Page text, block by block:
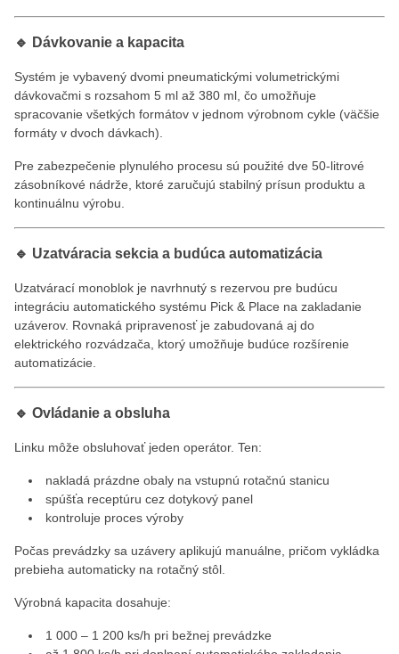
🔹 Dávkovanie a kapacita
Systém je vybavený dvomi pneumatickými volumetrickými
dávkovačmi s rozsahom 5 ml až 380 ml, čo umožňuje
spracovanie všetkých formátov v jednom výrobnom cykle (väčšie
formáty v dvoch dávkach).
Pre zabezpečenie plynulého procesu sú použité dve 50-litrové
zásobníkové nádrže, ktoré zaručujú stabilný prísun produktu a
kontinuálnu výrobu.
🔹 Uzatváracia sekcia a budúca automatizácia
Uzatvárací monoblok je navrhnutý s rezervou pre budúcu
integráciu automatického systému Pick & Place na zakladanie
uzáverov. Rovnaká pripravenosť je zabudovaná aj do
elektrického rozvádzača, ktorý umožňuje budúce rozšírenie
automatizácie.
🔹 Ovládanie a obsluha
Linku môže obsluhovať jeden operátor. Ten:
nakladá prázdne obaly na vstupnú rotačnú stanicu
spúšťa receptúru cez dotykový panel
kontroluje proces výroby
Počas prevádzky sa uzávery aplikujú manuálne, pričom vykládka
prebieha automaticky na rotačný stôl.
Výrobná kapacita dosahuje:
1 000 – 1 200 ks/h pri bežnej prevádzke